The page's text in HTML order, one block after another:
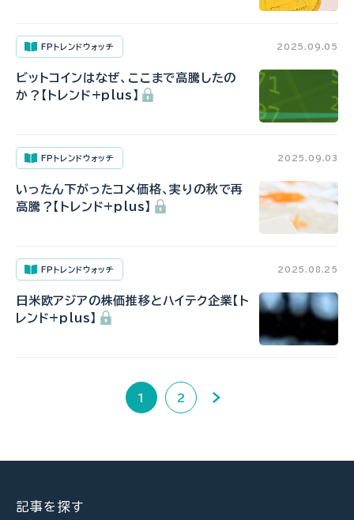
FPトレンドウォッチ 2025.09.05
ビットコインはなぜ、ここまで高騰したの
か？【トレンド+plus】
FPトレンドウォッチ 2025.09.03
いったん下がったコメ価格、実りの秋で再
高騰？【トレンド+plus】
FPトレンドウォッチ 2025.08.25
日米欧アジアの株価推移とハイテク企業【ト
レンド+plus】
1 2
記事を探す